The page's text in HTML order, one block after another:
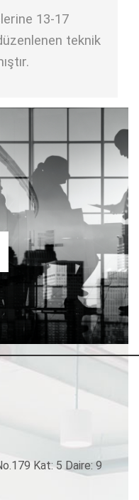
13-17
teknik
Kat: 5 Daire: 9